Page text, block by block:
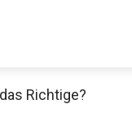
Richtige?